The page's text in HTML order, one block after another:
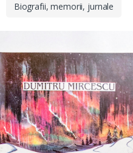
Biografii, memorii, jurnale